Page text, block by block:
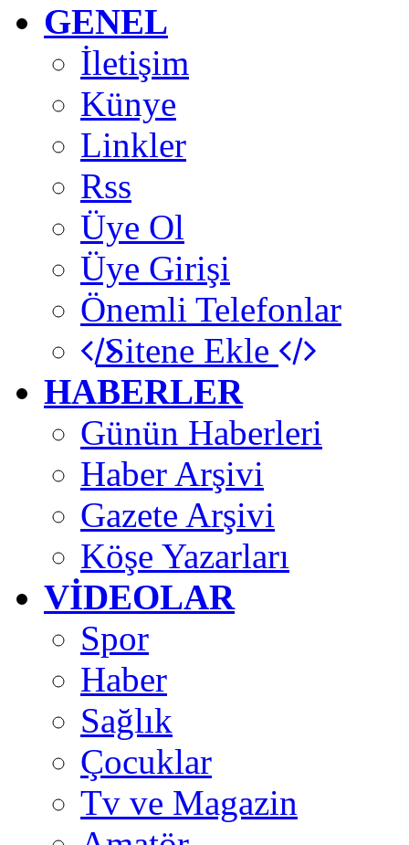
GENEL
İletişim
Künye
Linkler
Rss
Üye Ol
Üye Girişi
Önemli Telefonlar
Sitene Ekle
HABERLER
Günün Haberleri
Haber Arşivi
Gazete Arşivi
Köşe Yazarları
VİDEOLAR
Spor
Haber
Sağlık
Çocuklar
Tv ve Magazin